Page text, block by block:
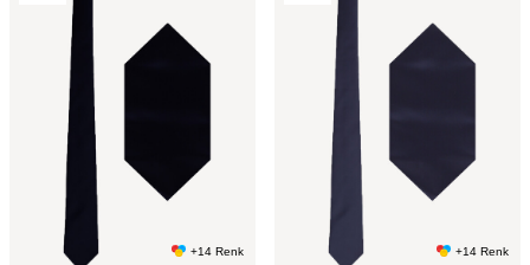
+14 Renk +14 Renk